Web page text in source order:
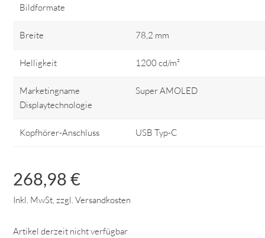
Bildformate
Breite 78,2 mm
Helligkeit 1200 cd/m²
Marketingname
Displaytechnologie
Super AMOLED
Kopfhörer-Anschluss USB Typ-C
268,98 €
Inkl. MwSt, zzgl. Versandkosten
Artikel derzeit nicht verfügbar